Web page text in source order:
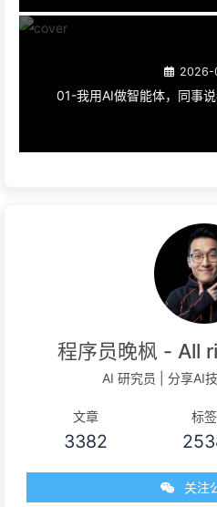
2026-
01-我用AI做智能体，同事
程序员晚枫 - All
AI 研究员 | 分享AI
文章
3382
标签
关注